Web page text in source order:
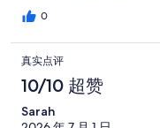
0
真实点评
10/10 超赞
Sarah